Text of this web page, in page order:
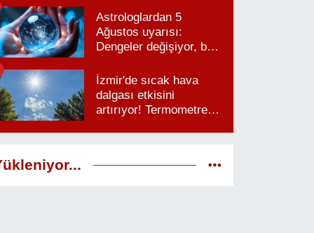
Astrologlardan 5
Ağustos uyarısı:
Dengeler değişiyor, bu
İzmir'de sıcak hava
dalgası etkisini
artırıyor! Termometreler